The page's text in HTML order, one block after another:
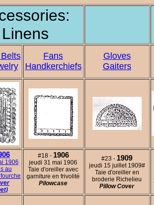
Linens
Fans
Handkerchiefs
Gloves
Gaiters
1906
au
#18 - 1906
jeudi 31 mai 1906
Taie d'oreiller avec
garniture en frivolité
Pilowcase
#23 - 1909
jeudi 15 juillet 1909#
Taie d'oreiller en
broderie Richelieu
Pillow Cover